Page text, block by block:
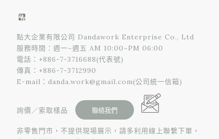
點大企業有限公司 Dandawork Enterprise Co., Ltd
服務時間：週一~週五 AM 10:00~PM 06:00
電話： +886-7-3716688(代表號)
傳真：+886-7-3712990
E-mail： danda.work@gmail.com(公司統一信箱)
詢價／索取樣品
非零售門市，不提供現場展示，請多利用線上聯繫下單，